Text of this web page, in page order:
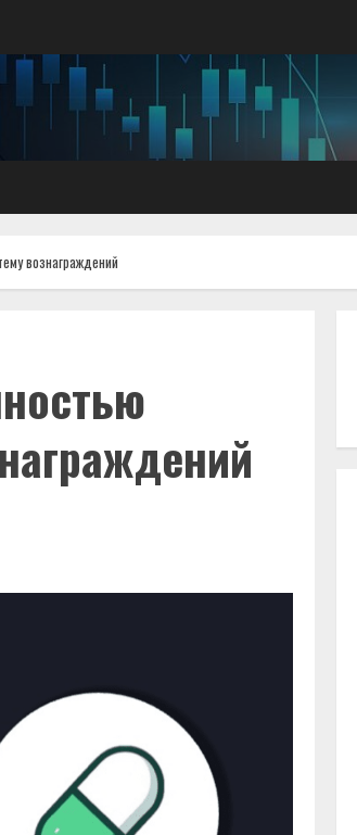
вознаграждений